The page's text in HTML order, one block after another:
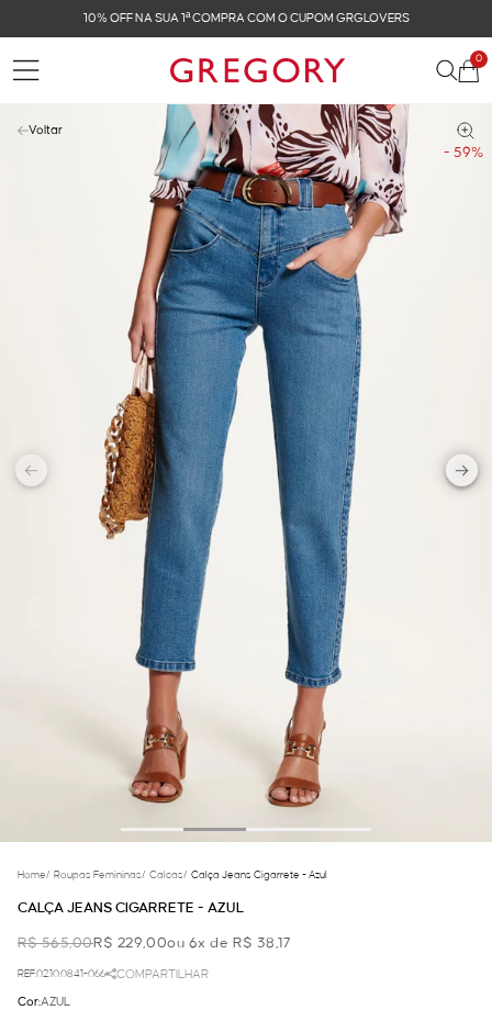
10% OFF NA SUA 1ª COMPRA COM O CUPOM GRGLOVERS
0
- 59%
Voltar
Home/ Roupas Femininas/ Calcas/ Calça Jeans Cigarrete - Azul
CALÇA JEANS CIGARRETE - AZUL
R$ 565,00R$ 229,00ou 6x de R$ 38,17
REF.02.10.0841-066 COMPARTILHAR
Cor:AZUL